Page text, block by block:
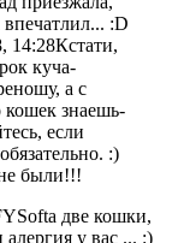
:D
14:28Кстати,
куча-
а с
кошек знаешь-
если
:)
были!!!
две кошки,
алергия у вас ... :)